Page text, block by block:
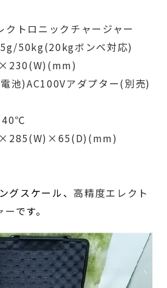
クトロニックチャージャー
50kg(20kgボンベ対応)
池)AC100Vアダプター(別売)
40℃
グスケール、高精度エレクト
ーです。